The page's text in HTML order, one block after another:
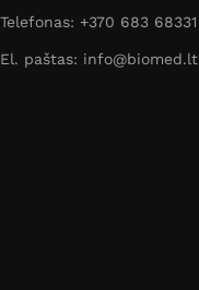
Telefonas: +370 683 68331
El. paštas: info@biomed.lt